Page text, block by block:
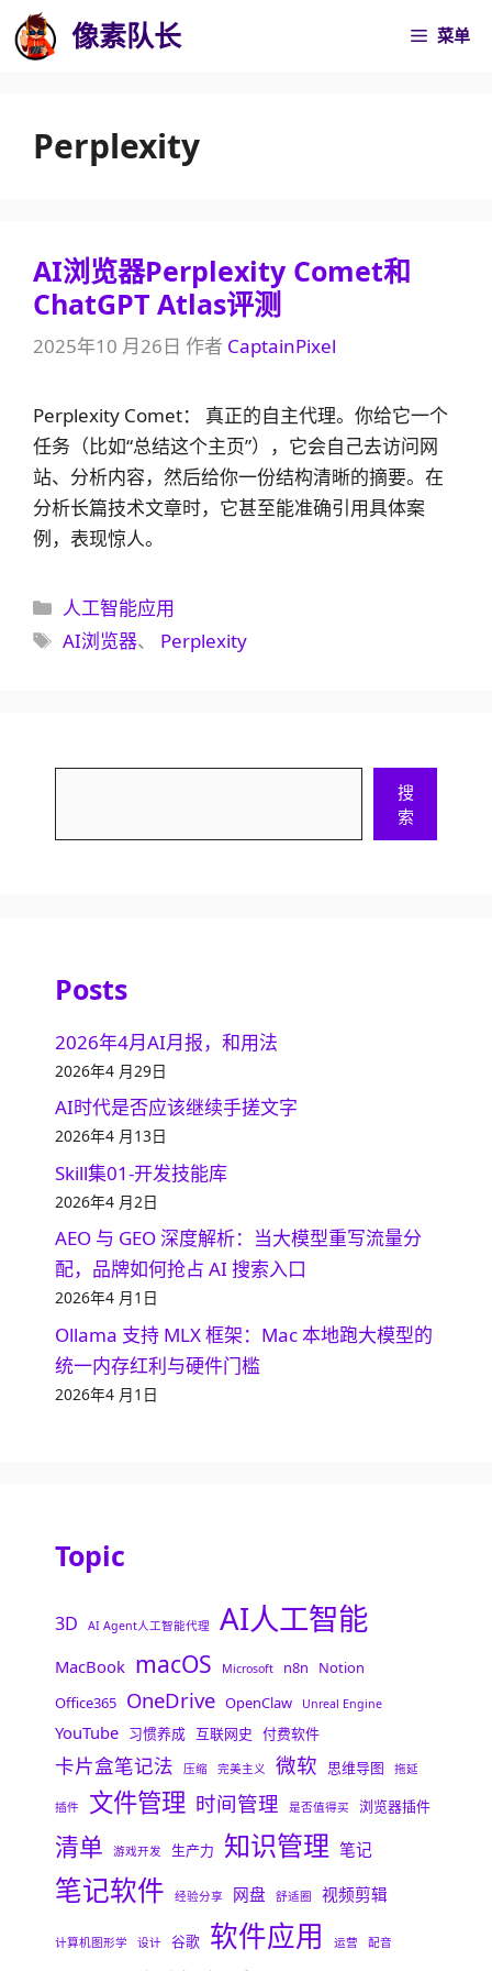
至
像素队长 菜单
Perplexity
AI浏览器Perplexity Comet和
ChatGPT Atlas评测
2025年10 月26日 作者 CaptainPixel
Perplexity Comet： 真正的自主代理。你给它一个
任务（比如“总结这个主页”），它会自己去访问网
站、分析内容，然后给你一份结构清晰的摘要。在
分析长篇技术文章时，它甚至能准确引用具体案
例，表现惊人。
分
类
人工智能应用
标
AI浏览器、 Perplexity
搜
索
Posts
2026年4月AI月报，和用法
2026年4 月29日
AI时代是否应该继续手搓文字
2026年4 月13日
Skill集01-开发技能库
2026年4 月2日
AEO 与 GEO 深度解析：当大模型重写流量分
配，品牌如何抢占 AI 搜索入口
2026年4 月1日
Ollama 支持 MLX 框架：Mac 本地跑大模型的
统一内存红利与硬件门槛
2026年4 月1日
Topic
3D AI Agent人工智能代理 AI人工智能
MacBook macOS Microsoft n8n
Notion
Office365 OneDrive OpenClaw Unreal Engine
YouTube 习惯养成 互联网史 付费软件
卡片盒笔记法 压缩 完美主义 微软 思维导图 拖延
插件 文件管理 时间管理 是否值得买 浏览器插件
清单 游戏开发 生产力 知识管理 笔记
笔记软件 经验分享 网盘 舒适圈 视频剪辑
计算机图形学 设计 谷歌 软件应用 运营 配音